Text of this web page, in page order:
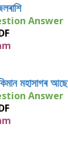
Answer
মহাসাগৰ আছে
Answer